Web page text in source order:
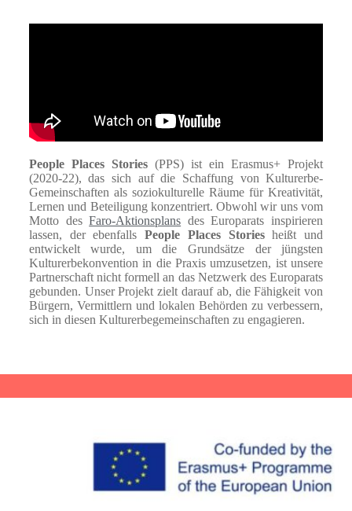
People Places Stories(PPS) ist ein Erasmus+ Projekt
(2020-22), das sich auf die Schaffung von Kulturerbe-
Gemeinschaften als soziokulturelle Räume für Kreativität,
Lernen und Beteiligung konzentriert. Obwohl wir uns vom
Motto desFaro-Aktionsplans des Europarats inspirieren
lassen, der ebenfallsPeople Places Storiesheißt und
entwickelt wurde, um die Grundsätze der jüngsten
Kulturerbekonvention in die Praxis umzusetzen, ist unsere
Partnerschaft nicht formell an das Netzwerk des Europarats
gebunden. Unser Projekt zielt darauf ab, die Fähigkeit von
Bürgern, Vermittlern und lokalen Behörden zu verbessern,
sich in diesen Kulturerbegemeinschaften zu engagieren.